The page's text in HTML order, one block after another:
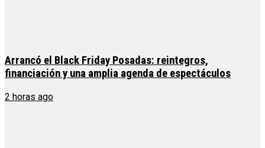
Arrancó el Black Friday Posadas: reintegros,
financiación y una amplia agenda de espectáculos
2 horas ago